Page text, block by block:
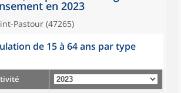
en 2023
Pastour (47265)
de 15 à 64 ans par type